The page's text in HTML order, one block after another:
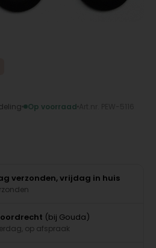
Op voorraad
verzonden, vrijdag in huis
(bij Gouda)
op afspraak